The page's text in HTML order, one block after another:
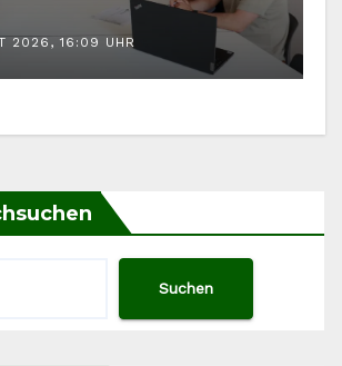
2026, 16:09 UHR
Suchen